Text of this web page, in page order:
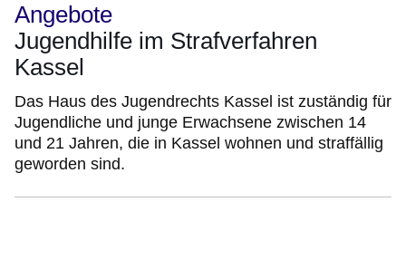
Angebote
Jugendhilfe im Strafverfahren
Kassel
Das Haus des Jugendrechts Kassel ist zuständig für
Jugendliche und junge Erwachsene zwischen 14
und 21 Jahren, die in Kassel wohnen und straffällig
geworden sind.